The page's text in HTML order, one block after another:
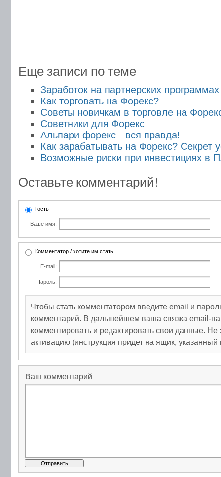
Еще записи по теме
Заработок на партнерских
Как торговать на Форекс?
Советы новичкам в торговле на
Советники для Форекс
Альпари форекс - вся правда!
Как зарабатывать на Форекс? Секрет
Возможные риски при инвестициях в
Оставьте комментарий!
Гость
Ваше имя:
Комментатор / хотите им стать
E-mail:
Пароль:
Чтобы стать комментатором введите email и
комментарий. В дальшейшем ваша связка email-
комментировать и редактировать свои данные. Не
активацию (инструкция придет на ящик, указанный
Ваш комментарий